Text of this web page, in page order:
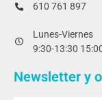
610 761 897
Lunes-Viernes
9:30-13:30
Newsletter y